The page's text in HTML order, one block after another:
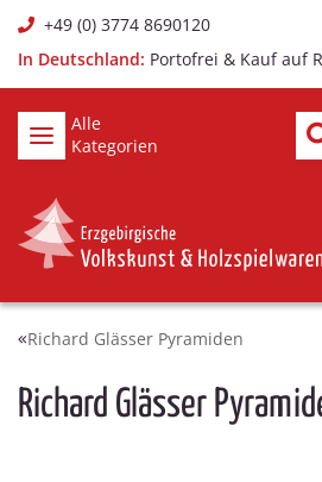
+49 (0) 3774 8690120
In Deutschland: Portofrei & Kauf auf
Alle
Kategorien
Richard Glässer Pyramiden
Richard Glässer